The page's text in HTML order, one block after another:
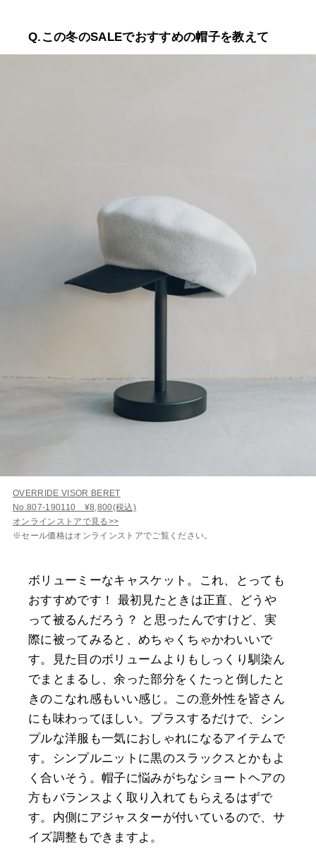
Q.この冬のSALEでおすすめの帽子を教えて
OVERRIDE VISOR BERET
No.807-190110 ¥8,800(税込)
オンラインストアで見る>>
※セール価格はオンラインストアでご覧ください。
ボリューミーなキャスケット。これ、とっても
おすすめです！ 最初見たときは正直、どうや
って被るんだろう？ と思ったんですけど、実
際に被ってみると、めちゃくちゃかわいいで
す。見た目のボリュームよりもしっくり馴染ん
でまとまるし、余った部分をくたっと倒したと
きのこなれ感もいい感じ。この意外性を皆さん
にも味わってほしい。プラスするだけで、シン
プルな洋服も一気におしゃれになるアイテムで
す。シンプルニットに黒のスラックスとかもよ
く合いそう。帽子に悩みがちなショートヘアの
方もバランスよく取り入れてもらえるはずで
す。内側にアジャスターが付いているので、サ
イズ調整もできますよ。